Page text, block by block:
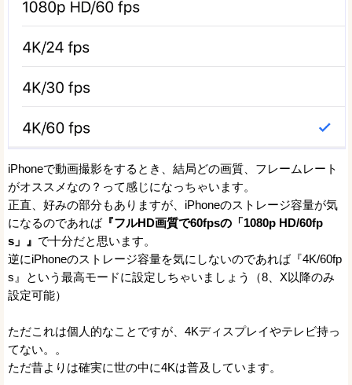
iPhoneで動画撮影をするとき、結局どの画質、フレームレート
がオススメなの？って感じになっちゃいます。
正直、好みの部分もありますが、iPhoneのストレージ容量が気
になるのであれば『フルHD画質で60fpsの「1080p HD/60fp
s」』 で十分だと思います。
逆にiPhoneのストレージ容量を気にしないのであれば『4K/60fp
s』という最高モードに設定しちゃいましょう（8、X以降のみ
設定可能）
ただこれは個人的なことですが、4Kディスプレイやテレビ持っ
てない。。
ただ昔よりは確実に世の中に4Kは普及しています。